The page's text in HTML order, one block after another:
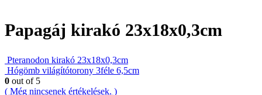
Papagáj kirakó 23x18x0,3cm
Pteranodon kirakó 23x18x0,3cm
Hógömb világítótorony 3féle 6,5cm
0 out of 5
( Még nincsenek értékelések. )